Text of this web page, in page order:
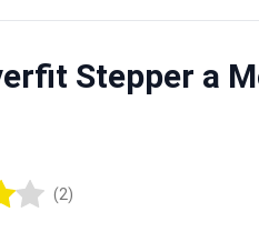
Stepper a
(2)